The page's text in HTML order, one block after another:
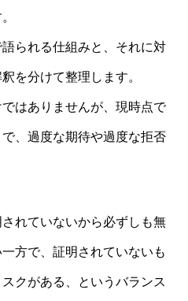
られる仕組みと、それに対
を分けて整理します。
はありませんが、現時点で
、過度な期待や過度な拒否
れていないから必ずしも無
方で、証明されていないも
クがある、というバランス